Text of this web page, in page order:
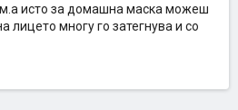
исто за домашна маска можеш
лицето многу го затегнува и со